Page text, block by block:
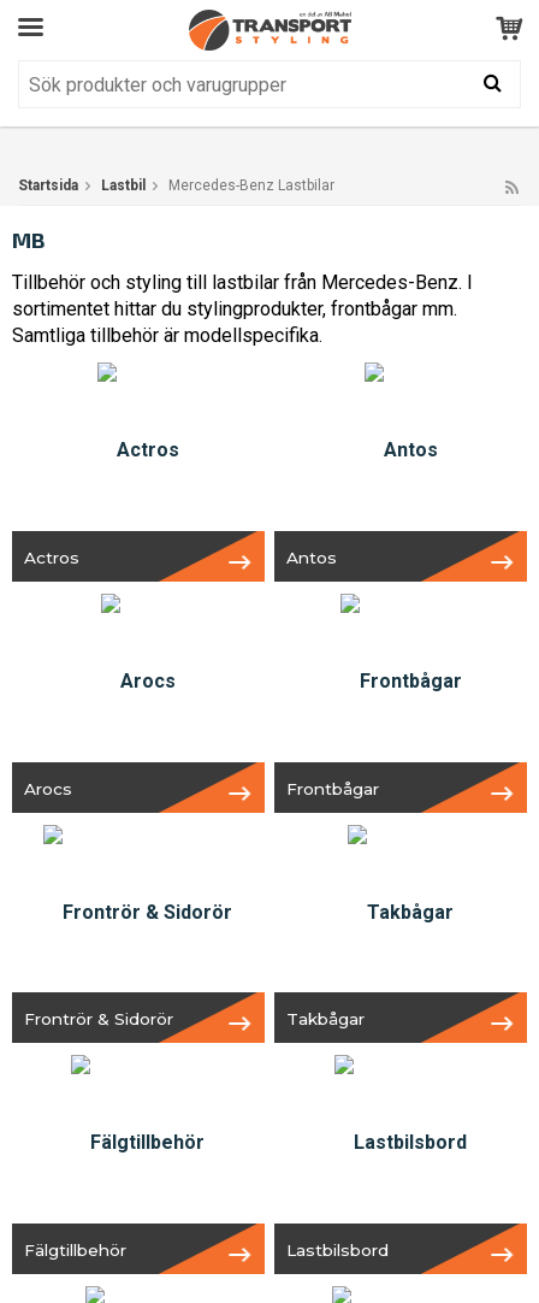
Kundservice
Startsida Lastbil Mercedes-Benz Lastbilar
MB
Tillbehör och styling till lastbilar från Mercedes-Benz. I
sortimentet hittar du stylingprodukter, frontbågar mm.
Samtliga tillbehör är modellspecifika.
Actros Antos
Arocs Frontbågar
Frontrör & Sidorör Takbågar
Fälgtillbehör Lastbilsbord